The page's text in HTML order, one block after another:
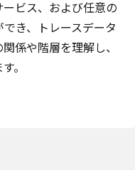
ビス、および任意の
き、トレースデータ
係や階層を理解し、
。